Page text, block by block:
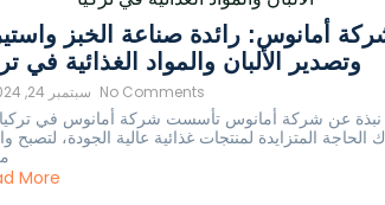
أمانوس: رائدة صناعة الخبز
وتصدير الألبان والمواد الغذائية في
سبتمبر 24, 2024 No Comments
نبذة عن شركة أمانوس تأسست شركة أمانوس في تركيا
الحاجة المتزايدة لمنتجات غذائية عالية الجودة، لتصبح
More